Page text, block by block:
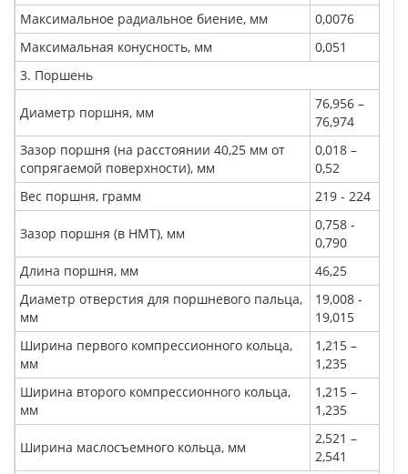
Максимальное радиальное биение, мм
0,0076
Максимальная конусность, мм
0,051
3. Поршень
Диаметр поршня, мм
76,956 –
76,974
Зазор поршня (на расстоянии 40,25 мм от
сопрягаемой поверхности), мм
0,018 –
0,52
Вес поршня, грамм
219 - 224
Зазор поршня (в НМТ), мм
0,758 -
0,790
Длина поршня, мм
46,25
Диаметр отверстия для поршневого пальца,
мм
19,008 -
19,015
Ширина первого компрессионного кольца,
мм
1,215 –
1,235
Ширина второго компрессионного кольца,
мм
1,215 –
1,235
Ширина маслосъемного кольца, мм
2,521 –
2,541